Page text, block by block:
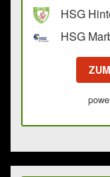
HSG
HSG